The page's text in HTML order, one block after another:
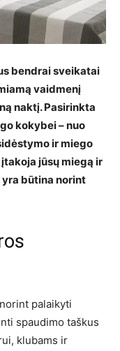
bendrai sveikatai
vaidmenį
naktį. Pasirinkta
kokybei – nuo
ir miego
įtakoja jūsų miegą ir
būtina norint
palaikyti
spaudimo taškus
klubams ir